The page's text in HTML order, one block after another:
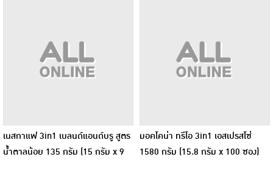
เนสกาแฟ 3in1 เบลนด์แอนด์บรู สูตร
น้ำตาลน้อย 135 กรัม (15 กรัม x 9
มอคโคน่า ทรีโอ 3in1 เอสเปรสโซ่
1580 กรัม (15.8 กรัม x 100 ซอง)